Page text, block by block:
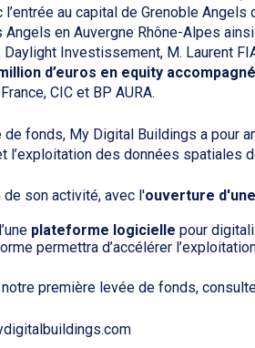
l’entrée au capital de Grenoble
en Auvergne Rhône-Alpes
Investissement, M. Laurent
d’euros en equity
CIC et BP AURA.
fonds, My Digital Buildings a pour
l’exploitation des données spatiales
de son activité, avec l'ouverture
plateforme logicielle pour
permettra d’accélérer
première levée de fonds,